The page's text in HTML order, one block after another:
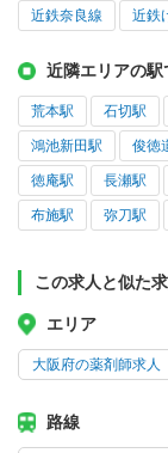
近鉄奈良線 近鉄
近隣エリアの
荒本駅 石切駅
鴻池新田駅 俊徳
徳庵駅 長瀬駅
布施駅 弥刀駅
この求人と似た
エリア
大阪府の薬剤師求人
路線